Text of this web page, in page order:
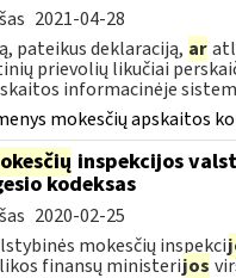
2021-04-28
pateikus deklaraciją, ar
prievolių likučiai
informacinėje
mokesčių apskaitos
inspekcijos
kodeksas
2020-02-25
mokesčių inspekci
finansų ministerijos